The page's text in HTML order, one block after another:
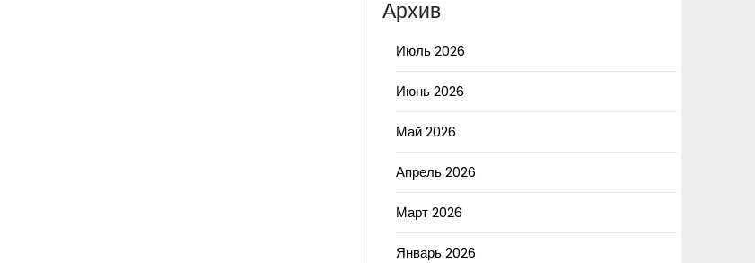
Архив
Июль 2026
Июнь 2026
Май 2026
Апрель 2026
Март 2026
Январь 2026